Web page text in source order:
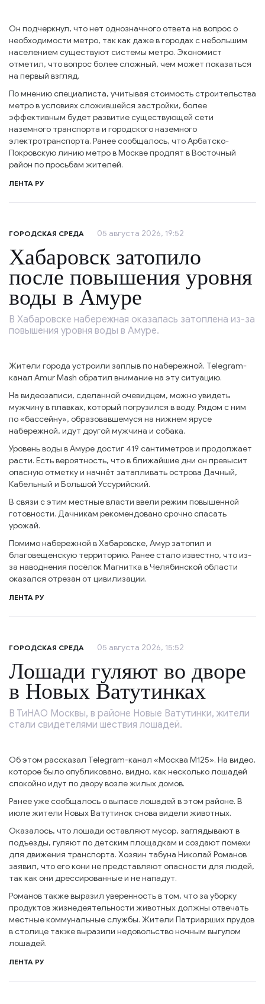
Он подчеркнул, что нет однозначного ответа на вопрос о
необходимости метро, так как даже в городах с небольшим
населением существуют системы метро. Экономист
отметил, что вопрос более сложный, чем может показаться
на первый взгляд.
По мнению специалиста, учитывая стоимость строительства
метро в условиях сложившейся застройки, более
эффективным будет развитие существующей сети
наземного транспорта и городского наземного
электротранспорта. Ранее сообщалось, что Арбатско-
Покровскую линию метро в Москве продлят в Восточный
район по просьбам жителей.
ЛЕНТА РУ
ГОРОДСКАЯ СРЕДА 05 августа 2026, 19:52
Хабаровск затопило
после повышения уровня
воды в Амуре
В Хабаровске набережная оказалась затоплена из-за
повышения уровня воды в Амуре.
Жители города устроили заплыв по набережной. Telegram-
канал Amur Mash обратил внимание на эту ситуацию.
На видеозаписи, сделанной очевидцем, можно увидеть
мужчину в плавках, который погрузился в воду. Рядом с ним
по «бассейну», образовавшемуся на нижнем ярусе
набережной, идут другой мужчина и собака.
Уровень воды в Амуре достиг 419 сантиметров и продолжает
расти. Есть вероятность, что в ближайшие дни он превысит
опасную отметку и начнёт затапливать острова Дачный,
Кабельный и Большой Уссурийский.
В связи с этим местные власти ввели режим повышенной
готовности. Дачникам рекомендовано срочно спасать
урожай.
Помимо набережной в Хабаровске, Амур затопил и
благовещенскую территорию. Ранее стало известно, что из-
за наводнения посёлок Магнитка в Челябинской области
оказался отрезан от цивилизации.
ЛЕНТА РУ
ГОРОДСКАЯ СРЕДА 05 августа 2026, 15:52
Лошади гуляют во дворе
в Новых Ватутинках
В ТиНАО Москвы, в районе Новые Ватутинки, жители
стали свидетелями шествия лошадей.
Об этом рассказал Telegram-канал «Москва М125». На видео,
которое было опубликовано, видно, как несколько лошадей
спокойно идут по двору возле жилых домов.
Ранее уже сообщалось о выпасе лошадей в этом районе. В
июле жители Новых Ватутинок снова видели животных.
Оказалось, что лошади оставляют мусор, заглядывают в
подъезды, гуляют по детским площадкам и создают помехи
для движения транспорта. Хозяин табуна Николай Романов
заявил, что его кони не представляют опасности для людей,
так как они дрессированные и не нападут.
Романов также выразил уверенность в том, что за уборку
продуктов жизнедеятельности животных должны отвечать
местные коммунальные службы. Жители Патриарших прудов
в столице также выразили недовольство ночным выгулом
лошадей.
ЛЕНТА РУ